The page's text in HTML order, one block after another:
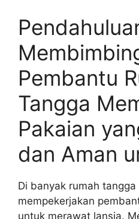
Pembantu
Tangga
Pakaian
dan Aman
Di banyak rumah
mempekerjakan
untuk merawat lansia.